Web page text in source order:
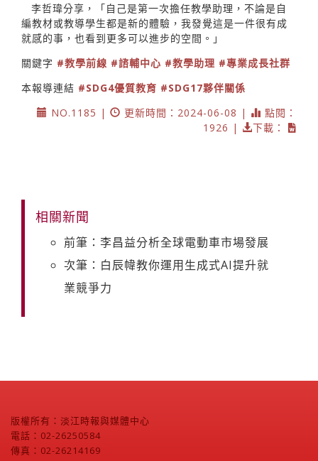
李哲瑋分享，「自己是第一次擔任教學助理，不論是自
編教材或教導學生都是新的體驗，我發覺這是一件很有成
就感的事，也看到更多可以進步的空間。」
關鍵字 #教學前線 #諮輔中心 #教學助理 #專業成長社群
本報導連結 #SDG4優質教育 #SDG17夥伴關係
NO.1185 |
更新時間：2024-06-08 |
點閱：
1926 |
下載：
相關新聞
前筆：李昌益分析全球電動車市場發展
次筆：白辰幃教你運用生成式AI提升就
業競爭力
版權所有：淡江時報與媒體中心
電話：02-26250584
傳真：02-26214169